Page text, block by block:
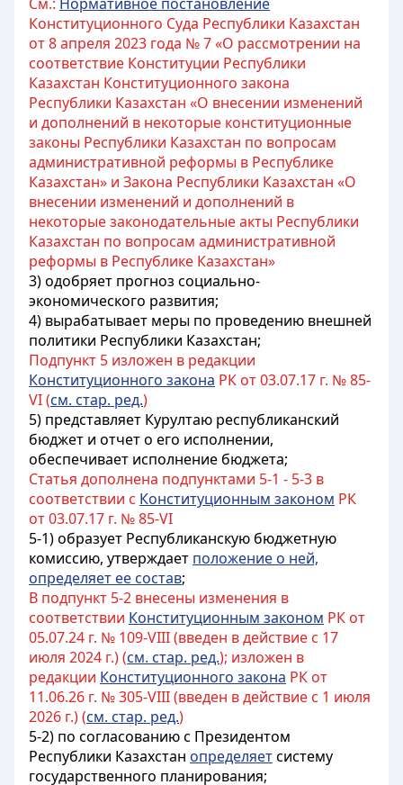
Конституционного Суда Республики Казахстан
от 8 апреля 2023 года № 7 «О рассмотрении на
соответствие Конституции Республики
Казахстан Конституционного закона
Республики Казахстан «О внесении изменений
и дополнений в некоторые конституционные
законы Республики Казахстан по вопросам
административной реформы в Республике
Казахстан» и Закона Республики Казахстан «О
внесении изменений и дополнений в
некоторые законодательные акты Республики
Казахстан по вопросам административной
реформы в Республике Казахстан»
3) одобряет прогноз социально-
экономического развития;
4) вырабатывает меры по проведению внешней
политики Республики Казахстан;
Подпункт 5 изложен в редакции
Конституционного закона РК от 03.07.17 г. № 85-
VI (см. стар. ред.)
5) представляет Курултаю республиканский
бюджет и отчет о его исполнении,
обеспечивает исполнение бюджета;
Статья дополнена подпунктами 5-1 - 5-3 в
соответствии с Конституционным законом РК
от 03.07.17 г. № 85-VI
5-1) образует Республиканскую бюджетную
комиссию, утверждает положение о ней,
определяет ее состав;
В подпункт 5-2 внесены изменения в
соответствии Конституционным законом РК от
05.07.24 г. № 109-VIII (введен в действие с 17
июля 2024 г.) (см. стар. ред.); изложен в
редакции Конституционного закона РК от
11.06.26 г. № 305-VIII (введен в действие с 1 июля
2026 г.) (см. стар. ред.)
5-2) по согласованию с Президентом
Республики Казахстан определяетсистему
государственного планирования;